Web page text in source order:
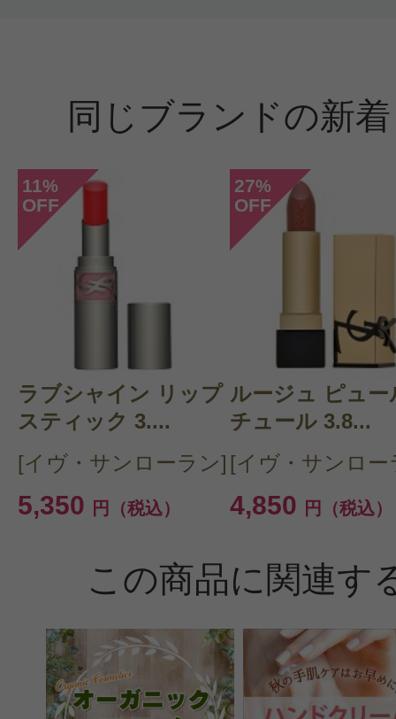
同じブランドの新
11%
OFF
ラブシャイン リップ
スティック 3....
[イヴ・サンローラン]
5,350 円（税込）
27%
OFF
ルージュ ピュー
チュール 3.8...
[イヴ・サンロー
4,850 円（税込）
この商品に関連す